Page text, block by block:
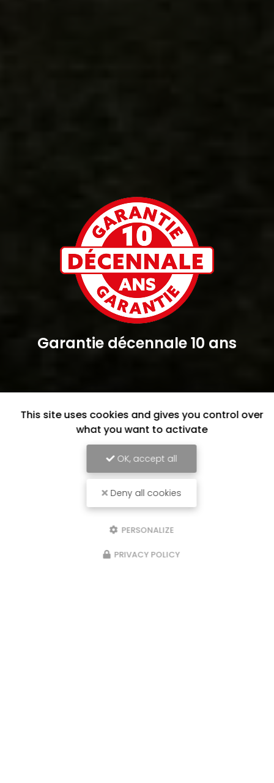
Garantie décennale 10 ans
This site uses cookies and gives you control over
what you want to activate
OK, accept all
Deny all cookies
PERSONALIZE
PRIVACY POLICY